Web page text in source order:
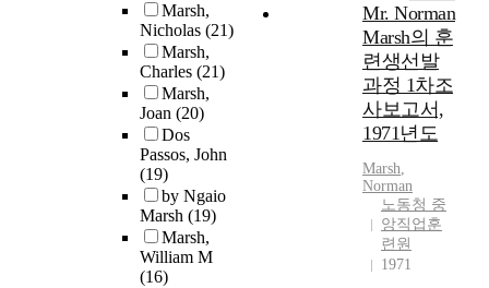
Marsh,
Nicholas (21)
Marsh,
Charles (21)
Marsh,
Joan (20)
Dos
Passos, John
(19)
by Ngaio
Marsh (19)
Marsh,
William M
(16)
Mr. Norman
Marsh의 훈
련생선발
과정 1차조
사보고서,
1971년도
Marsh,
Norman
노동청 중
앙직업훈
련원
1971